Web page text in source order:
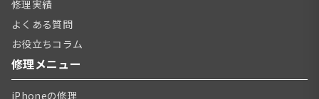
修理実績
よくある質問
お役立ちコラム
修理メニュー
iPhoneの修理